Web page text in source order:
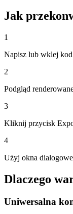
Jak
1
Napisz lub wklej
2
Podgląd
3
Kliknij przycisk
4
Użyj okna
Dlaczego
Uniwersalna